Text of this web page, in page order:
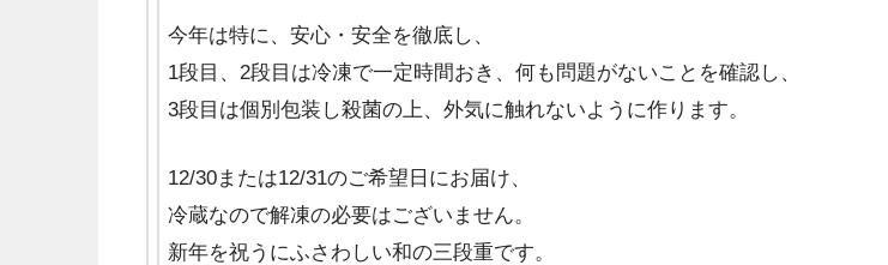
今年は特に、安心・安全を徹底し、
1段目、2段目は冷凍で一定時間おき、何も問題がないことを確認し、
3段目は個別包装し殺菌の上、外気に触れないように作ります。
12/30または12/31のご希望日にお届け、
冷蔵なので解凍の必要はございません。
新年を祝うにふさわしい和の三段重です。